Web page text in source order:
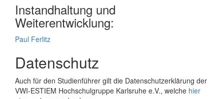
Instandhaltung und
Weiterentwicklung:
Paul Ferlitz
Datenschutz
Auch für den Studienführer gilt die Datenschutzerklärung der
VWI-ESTIEM Hochschulgruppe Karlsruhe e.V., welche hier